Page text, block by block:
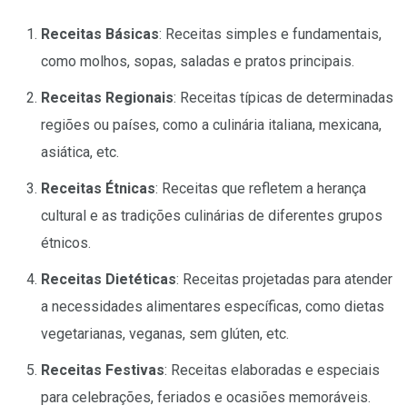
Receitas Básicas: Receitas simples e fundamentais,
como molhos, sopas, saladas e pratos principais.
Receitas Regionais: Receitas típicas de determinadas
regiões ou países, como a culinária italiana, mexicana,
asiática, etc.
Receitas Étnicas: Receitas que refletem a herança
cultural e as tradições culinárias de diferentes grupos
étnicos.
Receitas Dietéticas: Receitas projetadas para atender
a necessidades alimentares específicas, como dietas
vegetarianas, veganas, sem glúten, etc.
Receitas Festivas: Receitas elaboradas e especiais
para celebrações, feriados e ocasiões memoráveis.